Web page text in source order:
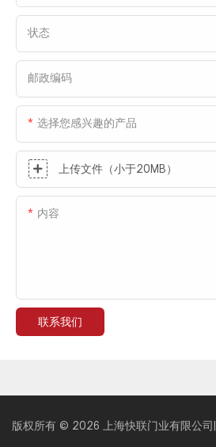
状态
邮政编码
选择您感兴趣的产品
上传文件（小于20MB）
内容
联系我们
版权所有 © 2026 上海快联门业有限公司|